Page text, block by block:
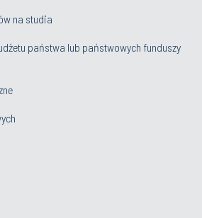
na studia
państwa lub państwowych funduszy